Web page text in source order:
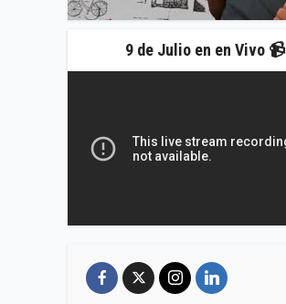
9 de Julio en en Vivo 📹